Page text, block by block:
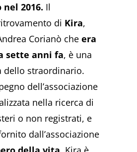
2016. Il
di Kira,
Corianò cheera
sette anni fa, è una
dello straordinario.
dell’associazione
nella ricerca di
o non registrati, e
dall’associazione